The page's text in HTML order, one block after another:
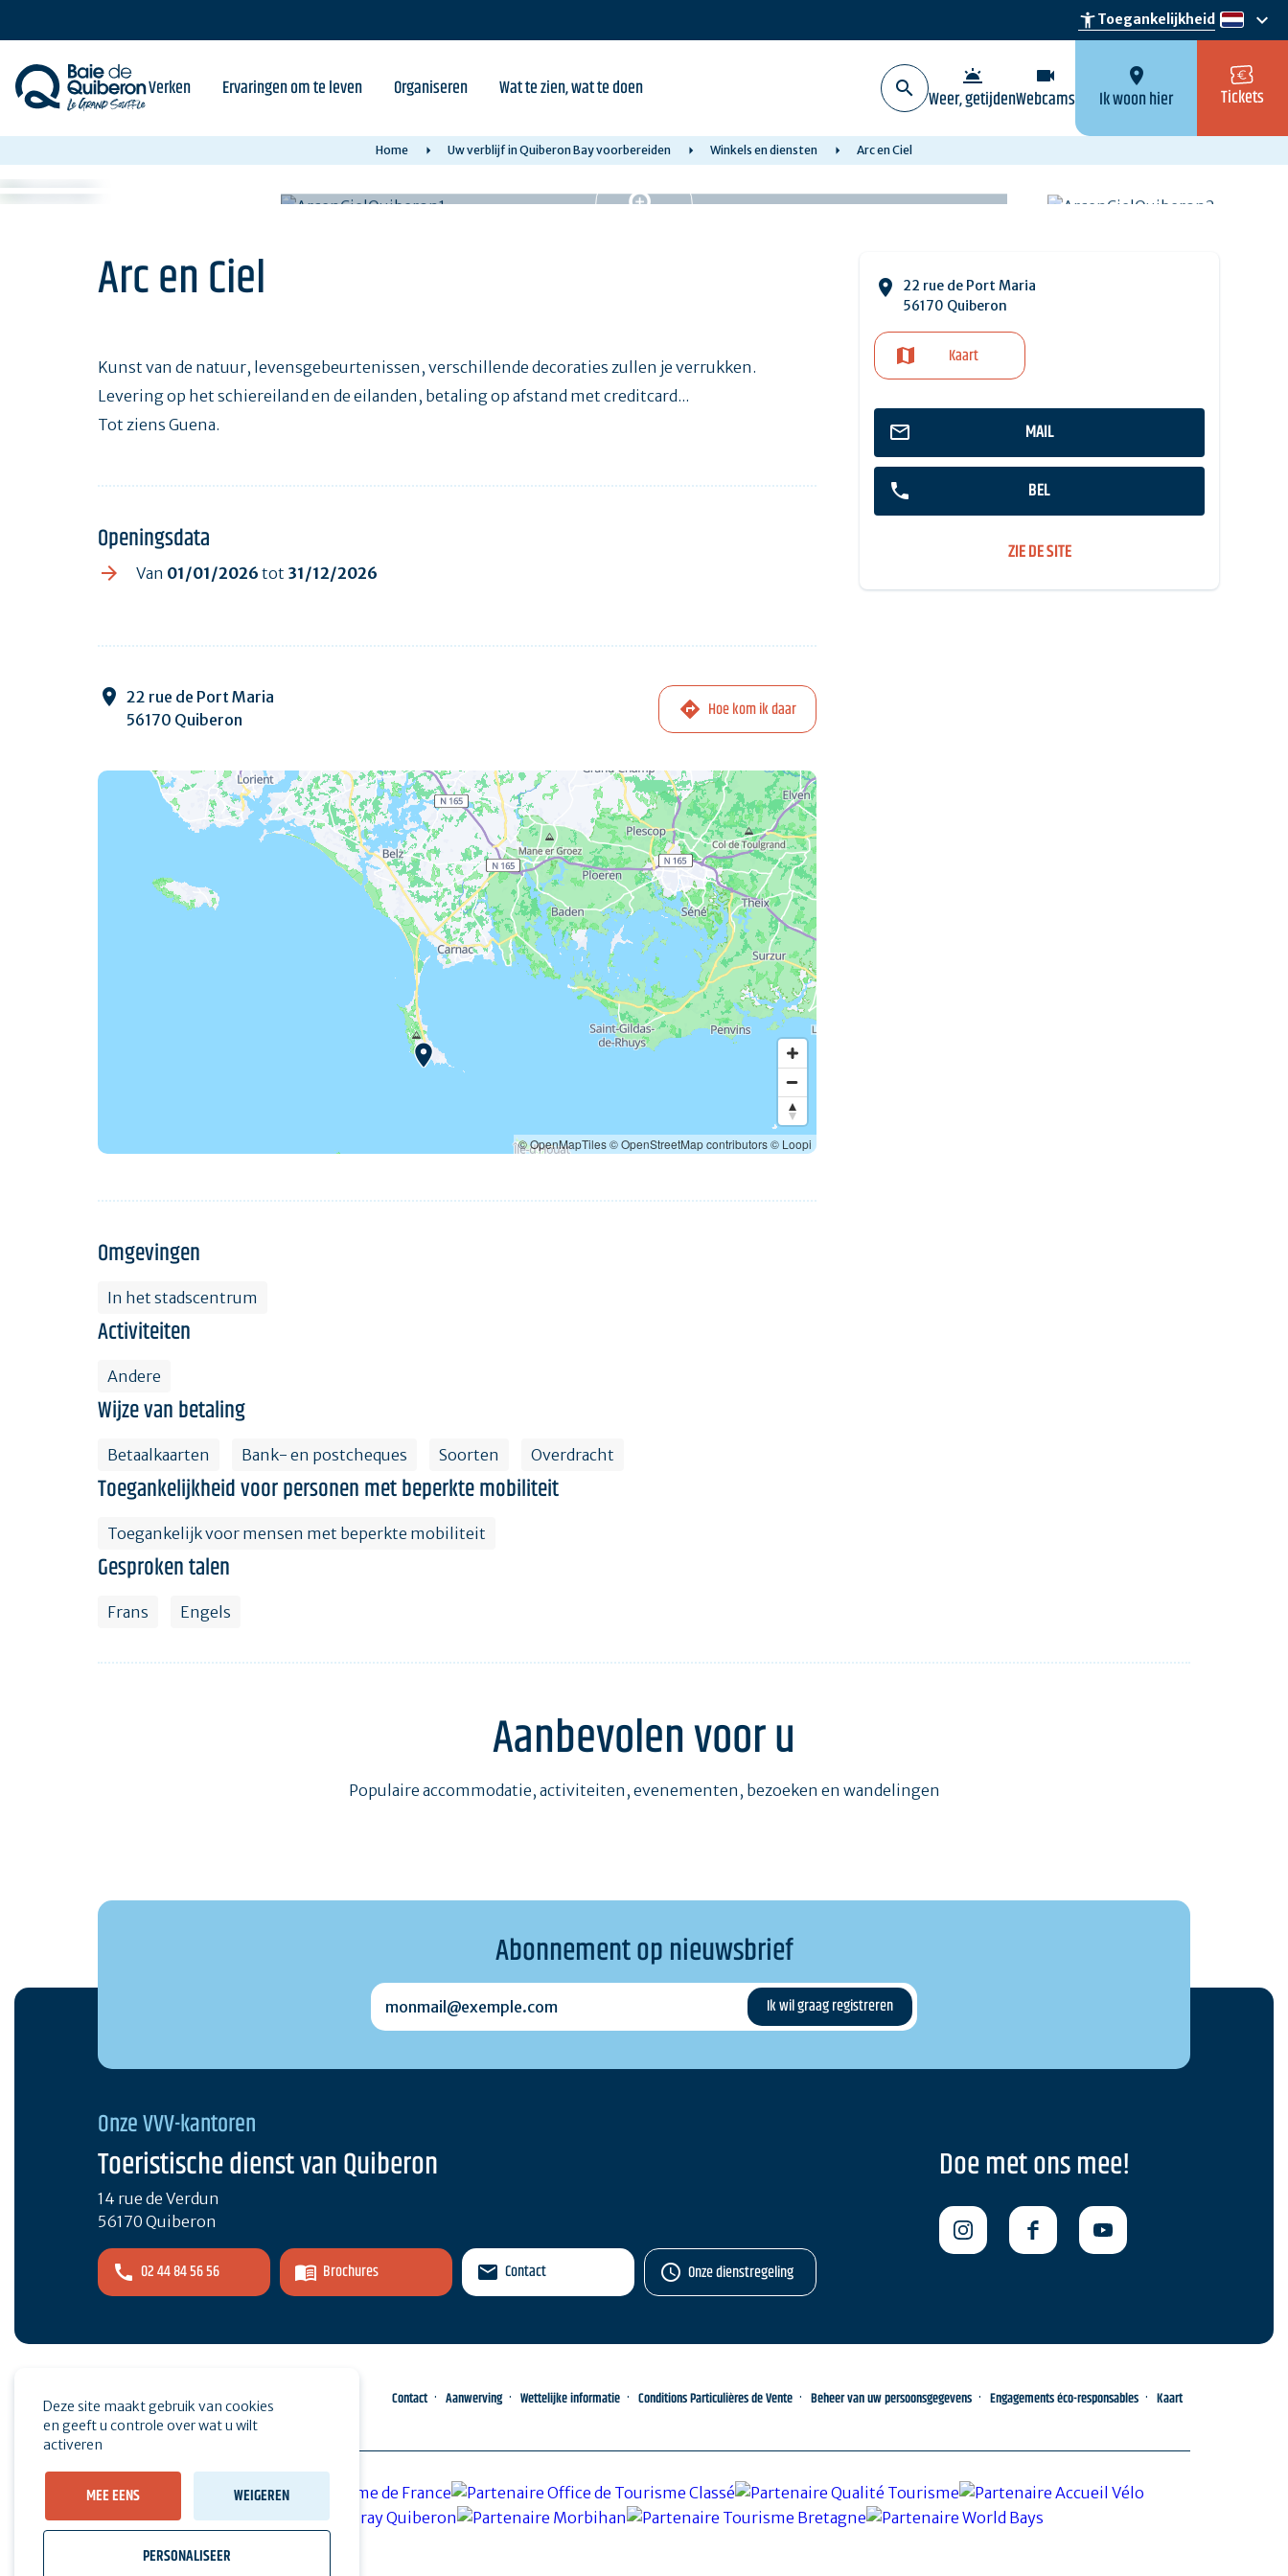
content
accessibility_newToegankelijkheid nl
keyboard_arrow_down
Verken Ervaringen om te leven Organiseren Wat te zien, wat te doen wb_twilight
Weer, getijden
videocam
Webcams
location_on
Ik woon hier Tickets
Home Uw verblijf in Quiberon Bay voorbereiden Winkels en diensten Arc en Ciel
Arc en Ciel
22 rue de Port Maria
56170 Quiberon
Kaart
MAIL
BEL
ZIE DE SITE
Kunst van de natuur, levensgebeurtenissen, verschillende decoraties zullen je verrukken.
Levering op het schiereiland en de eilanden, betaling op afstand met creditcard...
Tot ziens Guena.
Openingsdata
Van 01/01/2026 tot 31/12/2026
22 rue de Port Maria
56170 Quiberon
Hoe kom ik daar
© OpenMapTiles© OpenStreetMap contributors© Loopi
Omgevingen
In het stadscentrum
Activiteiten
Andere
Wijze van betaling
Betaalkaarten Bank- en postcheques Soorten Overdracht
Toegankelijkheid voor personen met beperkte mobiliteit
Toegankelijk voor mensen met beperkte mobiliteit
Gesproken talen
Frans Engels
Aanbevolen voor u
Populaire accommodatie, activiteiten, evenementen, bezoeken en wandelingen
Abonnement op nieuwsbrief
monmail@exemple.com
Onze VVV-kantoren
Toeristische dienst van Quiberon
14 rue de Verdun
56170 Quiberon
02 44 84 56 56 Brochures Contact Onze dienstregeling
Doe met ons mee!
Espace pro Druk op Contact Aanwerving Wettelijke informatie Conditions Particulières de Vente Beheer van uw persoonsgegevens Engagements éco-responsables Kaart
Deze site maakt gebruik van cookies
en geeft u controle over wat u wilt
activeren
MEE EENS WEIGEREN
PERSONALISEER